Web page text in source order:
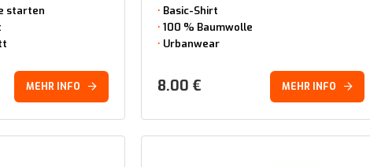
starten
MEHR INFO
Basic-Shirt
100 % Baumwolle
Urbanwear
8.00 € MEHR INFO